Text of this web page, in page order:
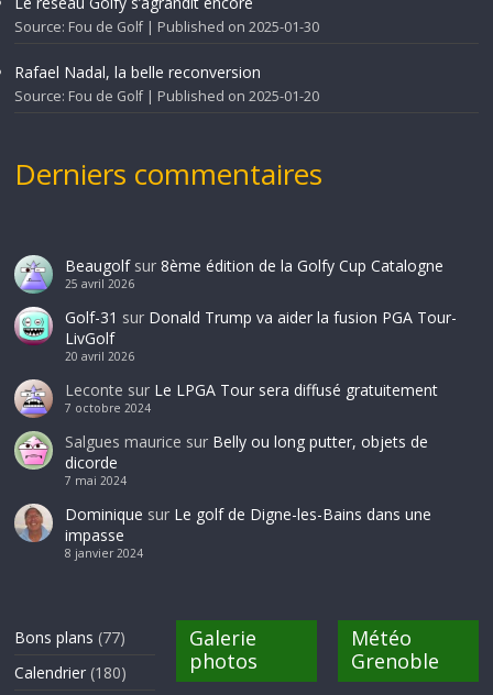
Source: Fou de Golf Published on 2025-01-30
Rafael Nadal, la belle reconversion
Source: Fou de Golf Published on 2025-01-20
Derniers commentaires
Beaugolfsur 8ème édition de la Golfy Cup Catalogne
25 avril 2026
Golf-31 sur Donald Trump va aider la fusion PGA Tour-
LivGolf
20 avril 2026
Leconte sur Le LPGA Tour sera diffusé gratuitement
7 octobre 2024
Salgues maurice sur Belly ou long putter, objets de
dicorde
7 mai 2024
Dominique sur Le golf de Digne-les-Bains dans une
impasse
8 janvier 2024
Bons plans (77)
Calendrier (180)
Galerie
photos
Météo
Grenoble